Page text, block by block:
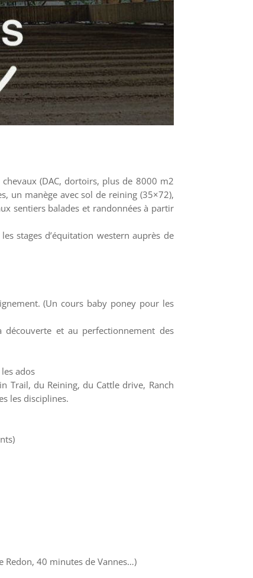
(DAC, dortoirs, plus de 8000 m2
un manège avec sol de reining (35×72),
sentiers balades et randonnées à partir
stages d’équitation western auprès de
(Un cours baby poney pour les
et au perfectionnement des
ados
Trail, du Reining, du Cattle drive, Ranch
les disciplines.
Redon, 40 minutes de Vannes…)